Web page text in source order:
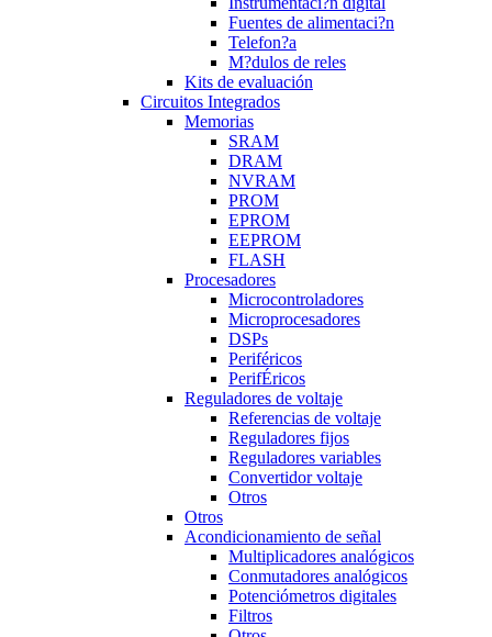
Fuentes de alimentaci?n
Telefon?a
M?dulos de reles
Kits de evaluación
Circuitos Integrados
Memorias
SRAM
DRAM
NVRAM
PROM
EPROM
EEPROM
FLASH
Procesadores
Microcontroladores
Microprocesadores
DSPs
Periféricos
PerifÉricos
Reguladores de voltaje
Referencias de voltaje
Reguladores fijos
Reguladores variables
Convertidor voltaje
Otros
Otros
Acondicionamiento de señal
Multiplicadores analógicos
Conmutadores analógicos
Potenciómetros digitales
Filtros